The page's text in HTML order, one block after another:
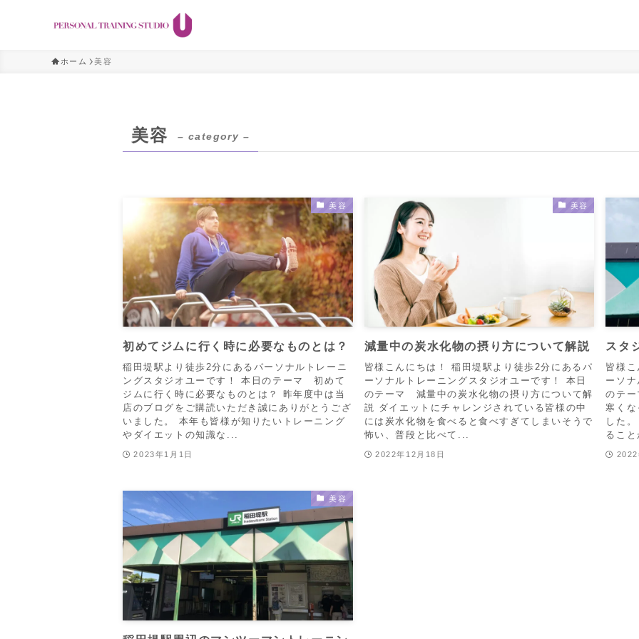
ホーム 美容
美容 – category –
美容
初めてジムに行く時に必要なものとは？
稲田堤駅より徒歩2分にあるパーソナルトレーニ
ングスタジオユーです！ 本日のテーマ 初めて
ジムに行く時に必要なものとは？ 昨年度中は当
店のブログをご購読いただき誠にありがとうござ
いました。 本年も皆様が知りたいトレーニング
やダイエットの知識な...
2023年1月1日
美容
減量中の炭水化物の摂り方について解説
皆様こんにちは！ 稲田堤駅より徒歩2分にあるパ
ーソナルトレーニングスタジオユーです！ 本日
のテーマ 減量中の炭水化物の摂り方について解
説 ダイエットにチャレンジされている皆様の中
には炭水化物を食べると食べすぎてしまいそうで
怖い、普段と比べて...
2022年12月18日
スタ
皆様
ーソ
のテ
寒く
した
るこ
美容